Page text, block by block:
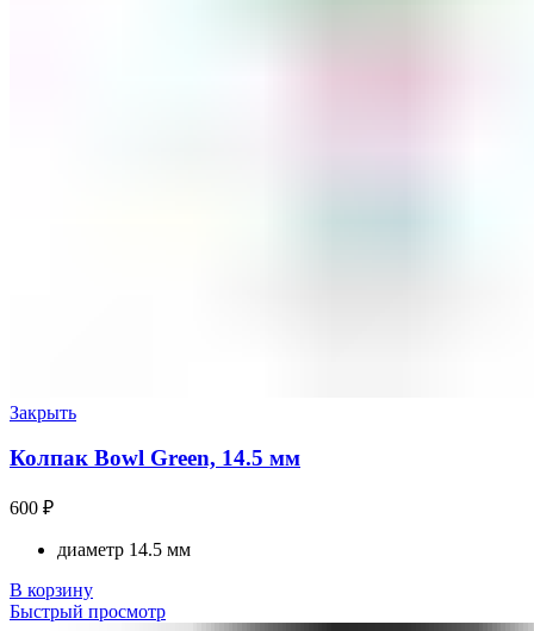
Закрыть
Колпак Bowl Green, 14.5 мм
600 ₽
диаметр 14.5 мм
В корзину
Быстрый просмотр